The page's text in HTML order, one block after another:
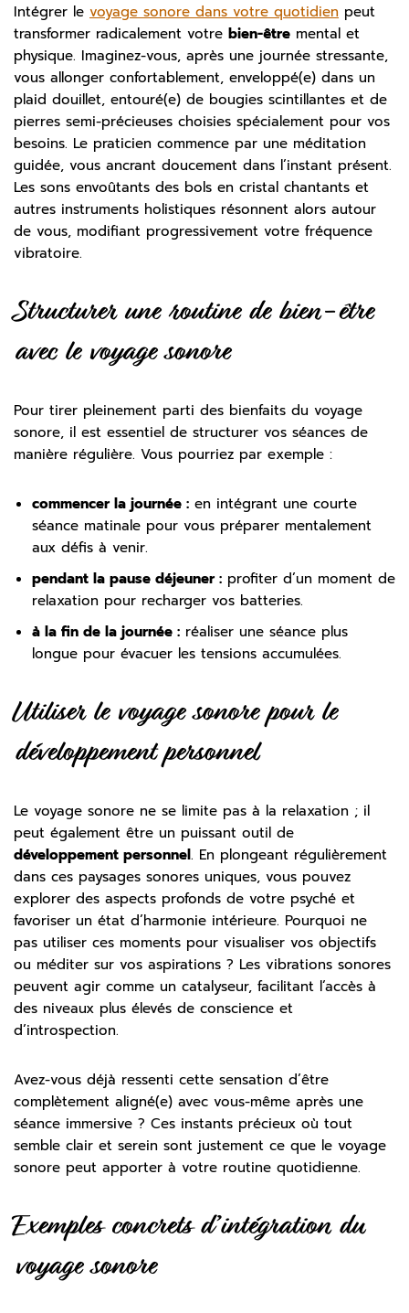
Intégrer le voyage sonore dans votre quotidien peut
transformer radicalement votre bien-être mental et
physique. Imaginez-vous, après une journée stressante,
vous allonger confortablement, enveloppé(e) dans un
plaid douillet, entouré(e) de bougies scintillantes et de
pierres semi-précieuses choisies spécialement pour vos
besoins. Le praticien commence par une méditation
guidée, vous ancrant doucement dans l’instant présent.
Les sons envoûtants des bols en cristal chantants et
autres instruments holistiques résonnent alors autour
de vous, modifiant progressivement votre fréquence
vibratoire.
Structurer une routine de bien-être
avec le voyage sonore
Pour tirer pleinement parti des bienfaits du voyage
sonore, il est essentiel de structurer vos séances de
manière régulière. Vous pourriez par exemple :
commencer la journée : en intégrant une courte
séance matinale pour vous préparer mentalement
aux défis à venir.
pendant la pause déjeuner : profiter d’un moment de
relaxation pour recharger vos batteries.
à la fin de la journée : réaliser une séance plus
longue pour évacuer les tensions accumulées.
Utiliser le voyage sonore pour le
développement personnel
Le voyage sonore ne se limite pas à la relaxation ; il
peut également être un puissant outil de
développement personnel. En plongeant régulièrement
dans ces paysages sonores uniques, vous pouvez
explorer des aspects profonds de votre psyché et
favoriser un état d’harmonie intérieure. Pourquoi ne
pas utiliser ces moments pour visualiser vos objectifs
ou méditer sur vos aspirations ? Les vibrations sonores
peuvent agir comme un catalyseur, facilitant l’accès à
des niveaux plus élevés de conscience et
d’introspection.
Avez-vous déjà ressenti cette sensation d’être
complètement aligné(e) avec vous-même après une
séance immersive ? Ces instants précieux où tout
semble clair et serein sont justement ce que le voyage
sonore peut apporter à votre routine quotidienne.
Exemples concrets d’intégration du
voyage sonore